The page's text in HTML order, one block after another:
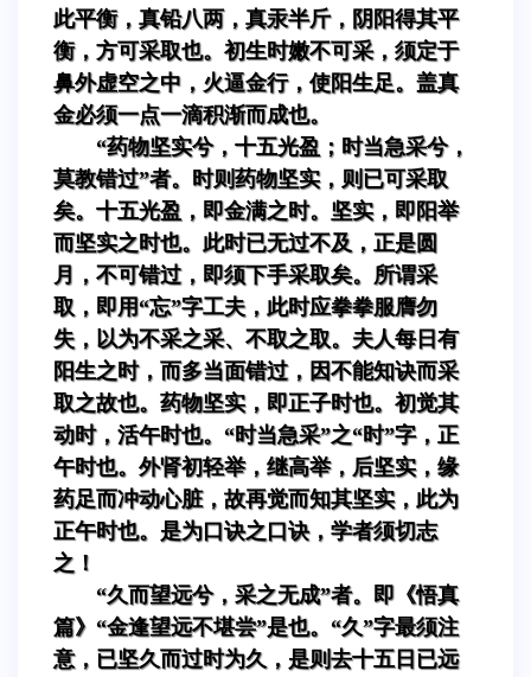
此平衡，真铅八两，真汞半斤，阴阳得其平
衡，方可采取也。初生时嫩不可采，须定于
鼻外虚空之中，火逼金行，使阳生足。盖真
金必须一点一滴积渐而成也。
“药物坚实兮，十五光盈；时当急采兮，
莫教错过”者。时则药物坚实，则已可采取
矣。十五光盈，即金满之时。坚实，即阳举
而坚实之时也。此时已无过不及，正是圆
月，不可错过，即须下手采取矣。所谓采
取，即用“忘”字工夫，此时应拳拳服膺勿
失，以为不采之采、不取之取。夫人每日有
阳生之时，而多当面错过，因不能知诀而采
取之故也。药物坚实，即正子时也。初觉其
动时，活午时也。“时当急采”之“时”字，正
午时也。外肾初轻举，继高举，后坚实，缘
药足而冲动心脏，故再觉而知其坚实，此为
正午时也。是为口诀之口诀，学者须切志
之！
“久而望远兮，采之无成”者。即《悟真
篇》“金逢望远不堪尝”是也。“久”字最须注
意，已坚久而过时为久，是则去十五日已远